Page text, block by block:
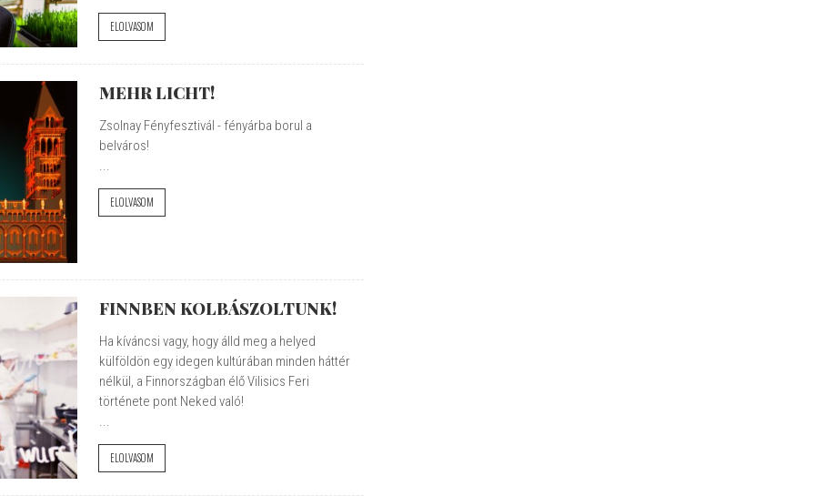
ELOLVASOM
MEHR LICHT!
Zsolnay Fényfesztivál - fényárba borul a
belváros!
...
ELOLVASOM
FINNBEN KOLBÁSZOLTUNK!
Ha kíváncsi vagy, hogy álld meg a helyed
külföldön egy idegen kultúrában minden háttér
nélkül, a Finnországban élő Vilisics Feri
története pont Neked való!
...
ELOLVASOM